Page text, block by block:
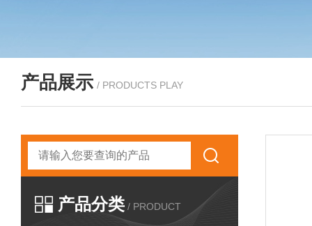
产品展示 / PRODUCTS PLAY
产品分类 / PRODUCT